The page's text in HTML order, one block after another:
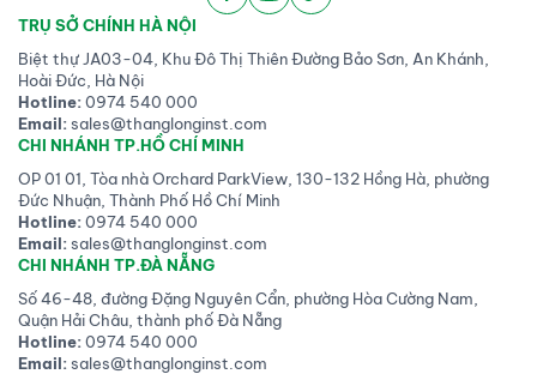
định lượng các chất opioid
các mẫu sinh học như máu,
huyết tương, huyết thanh và
nước tiểu.
TRỤ SỞ CHÍNH HÀ NỘI
Biệt thự JA03-04, Khu Đô Thị Thiên Đường Bảo Sơn, An Khánh,
Hoài Đức, Hà Nội
Hotline:0974 540 000
Email:sales@thanglonginst.com
CHI NHÁNH TP.HỒ CHÍ MINH
OP 01 01, Tòa nhà Orchard ParkView, 130-132 Hồng Hà, phường
Đức Nhuận, Thành Phố Hồ Chí Minh
Hotline:0974 540 000
Email:sales@thanglonginst.com
CHI NHÁNH TP.ĐÀ NẴNG
Số 46-48, đường Đặng Nguyên Cẩn, phường Hòa Cường Nam,
Quận Hải Châu, thành phố Đà Nẵng
Hotline:0974 540 000
Email:sales@thanglonginst.com